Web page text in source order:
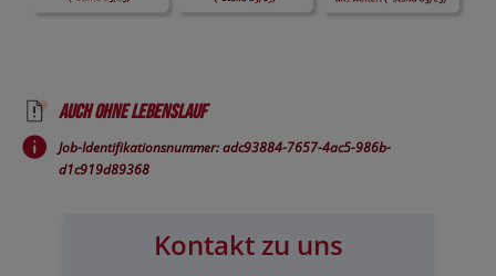
Auch ohne Lebenslauf
Job-Identifikationsnummer: adc93884-7657-4ac5-986b-
d1c919d89368
Kontakt zu uns